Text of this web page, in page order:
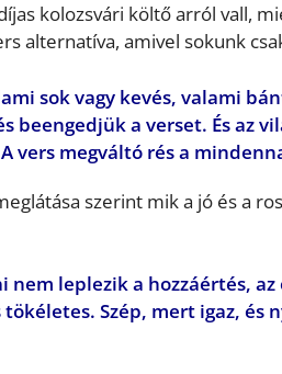
kolozsvári költő arról vall,
alternatíva, amivel sokunk
sok vagy kevés, valami
beengedjük a verset. És az
vers megváltó rés a
szerint mik a jó és a
nem leplezik a hozzáértés,
Szép, mert igaz, és